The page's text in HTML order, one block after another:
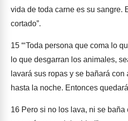
vida de toda carne es su sangre.
cortado”.
15 “‘Toda persona que coma lo
lo que desgarran los animales,
lavará sus ropas y se bañará
hasta la noche. Entonces
16 Pero si no los lava, ni se